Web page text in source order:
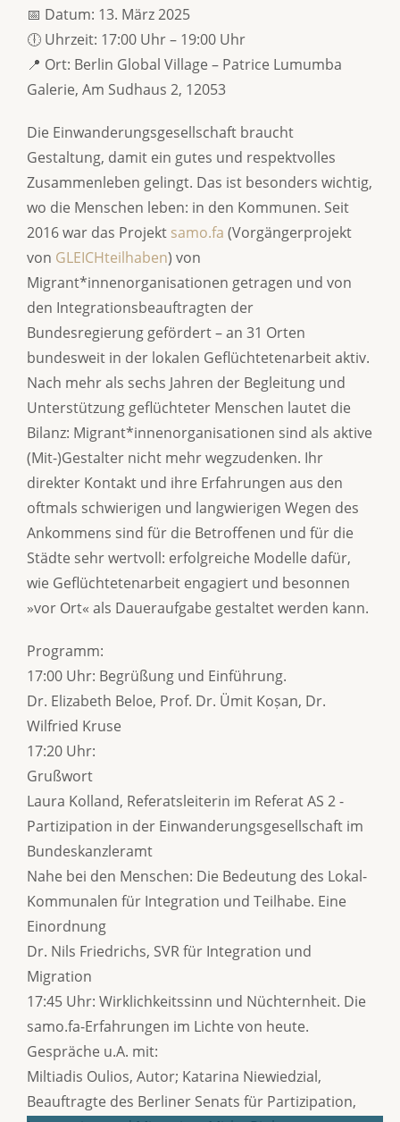
📅 Datum: 13. März 2025
🕕 Uhrzeit: 17:00 Uhr – 19:00 Uhr
📍 Ort: Berlin Global Village – Patrice Lumumba
Galerie, Am Sudhaus 2, 12053
Die Einwanderungsgesellschaft braucht
Gestaltung, damit ein gutes und respektvolles
Zusammenleben gelingt. Das ist besonders wichtig,
wo die Menschen leben: in den Kommunen. Seit
2016 war das Projekt samo.fa (Vorgängerprojekt
von GLEICHteilhaben) von
Migrant*innenorganisationen getragen und von
den Integrationsbeauftragten der
Bundesregierung gefördert – an 31 Orten
bundesweit in der lokalen Geflüchtetenarbeit aktiv.
Nach mehr als sechs Jahren der Begleitung und
Unterstützung geflüchteter Menschen lautet die
Bilanz: Migrant*innenorganisationen sind als aktive
(Mit-)Gestalter nicht mehr wegzudenken. Ihr
direkter Kontakt und ihre Erfahrungen aus den
oftmals schwierigen und langwierigen Wegen des
Ankommens sind für die Betroffenen und für die
Städte sehr wertvoll: erfolgreiche Modelle dafür,
wie Geflüchtetenarbeit engagiert und besonnen
»vor Ort« als Daueraufgabe gestaltet werden kann.
Programm:
17:00 Uhr: Begrüßung und Einführung.
Dr. Elizabeth Beloe, Prof. Dr. Ümit Koṣan, Dr.
Wilfried Kruse
17:20 Uhr:
Grußwort
Laura Kolland, Referatsleiterin im Referat AS 2 -
Partizipation in der Einwanderungsgesellschaft im
Bundeskanzleramt
Nahe bei den Menschen: Die Bedeutung des Lokal-
Kommunalen für Integration und Teilhabe. Eine
Einordnung
Dr. Nils Friedrichs, SVR für Integration und
Migration
17:45 Uhr: Wirklichkeitssinn und Nüchternheit. Die
samo.fa-Erfahrungen im Lichte von heute.
Gespräche u.A. mit:
Miltiadis Oulios, Autor; Katarina Niewiedzial,
Beauftragte des Berliner Senats für Partizipation,